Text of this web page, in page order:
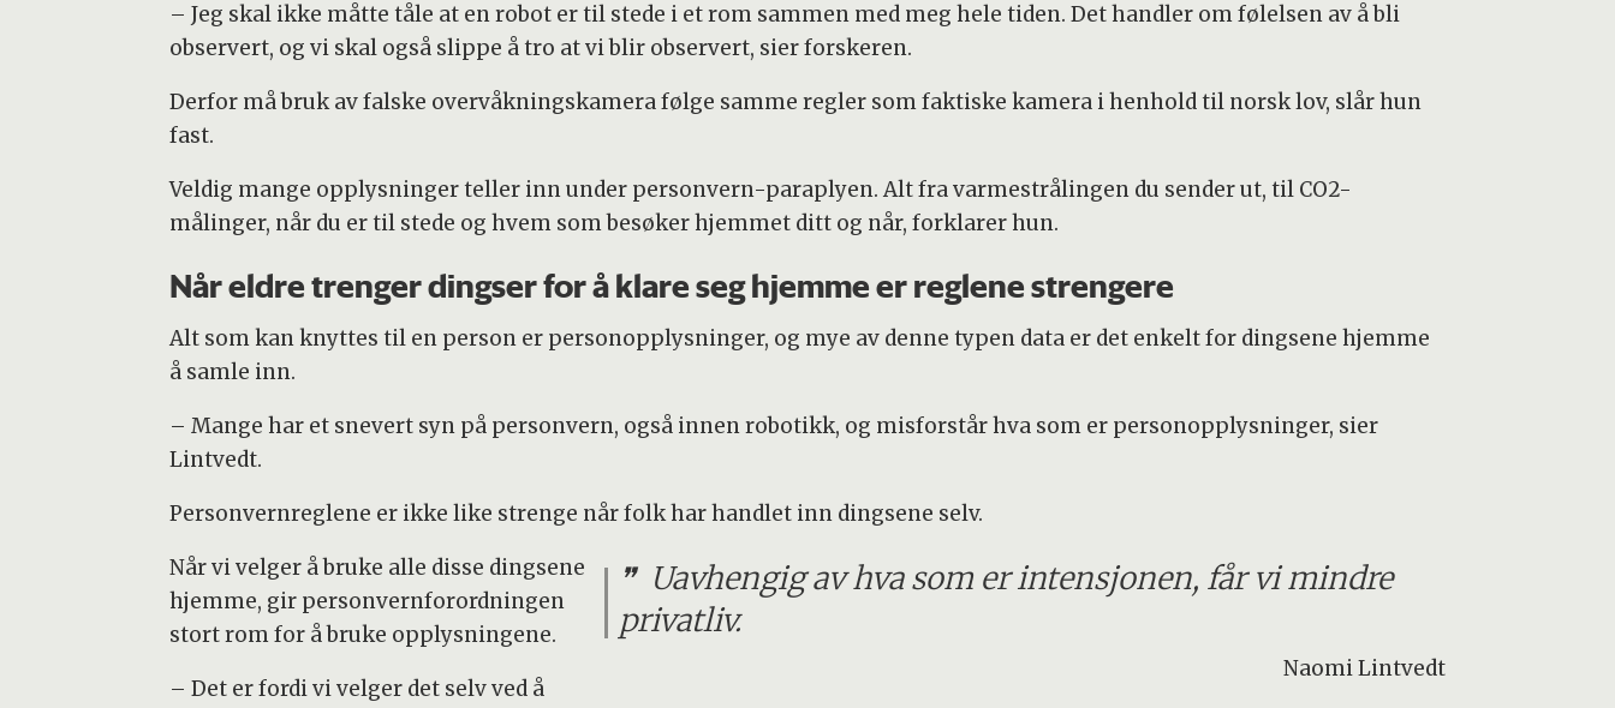
– Jeg skal ikke måtte tåle at en robot er til stede i et rom sammen med meg hele tiden. Det handler om følelsen av å bli
observert, og vi skal også slippe å tro at vi blir observert, sier forskeren.
Derfor må bruk av falske overvåkningskamera følge samme regler som faktiske kamera i henhold til norsk lov, slår hun
fast.
Veldig mange opplysninger teller inn under personvern-paraplyen. Alt fra varmestrålingen du sender ut, til CO2-
målinger, når du er til stede og hvem som besøker hjemmet ditt og når, forklarer hun.
Når eldre trenger dingser for å klare seg hjemme er reglene strengere
Alt som kan knyttes til en person er personopplysninger, og mye av denne typen data er det enkelt for dingsene hjemme
å samle inn.
– Mange har et snevert syn på personvern, også innen robotikk, og misforstår hva som er personopplysninger, sier
Lintvedt.
Personvernreglene er ikke like strenge når folk har handlet inn dingsene selv.
Uavhengig av hva som er intensjonen, får vi mindre
privatliv.
Naomi Lintvedt
Når vi velger å bruke alle disse dingsene
hjemme, gir personvernforordningen
stort rom for å bruke opplysningene.
– Det er fordi vi velger det selv ved å